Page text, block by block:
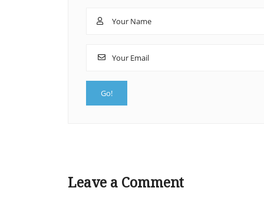
Leave a Comment